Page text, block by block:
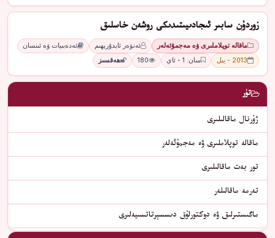
زوردۇن سابىر ئىجادىيىتىدىكى روشەن خاسلىق
ماقالە توپلاملىرى ۋە مەجمۇئەلەر ئەنۋەر ئابدۇرېھىم
ئەدەبىيات ۋە ئىنسان
2013 - يىل
سان: 1 - ئاي 180 ھەقسىز
تۈر
ژۇرنال ماقالىلىرى
ماقالە توپلاملىرى ۋە مەجمۇئەلەر
تور بەت ماقالىلىرى
تەرمە ماقالىلەر
ماگىستىرلىق ۋە دوكتورلۇق دىسسېرتاتسىيەلىرى